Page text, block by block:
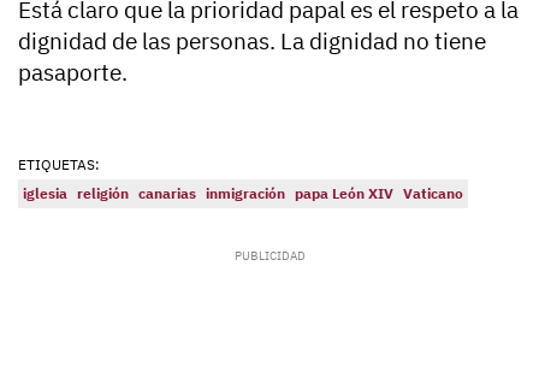
Está claro que la prioridad papal es el respeto a la
dignidad de las personas. La dignidad no tiene
pasaporte.
ETIQUETAS:
iglesia religión canarias inmigración papa León XIV Vaticano